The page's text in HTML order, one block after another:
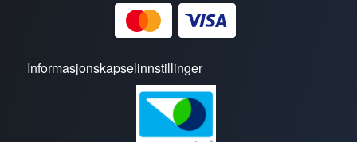
Informasjonskapselinnstillinger